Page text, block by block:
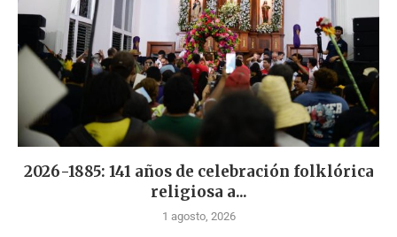
2026-1885: 141 años de celebración folklórica
religiosa a...
1 agosto, 2026